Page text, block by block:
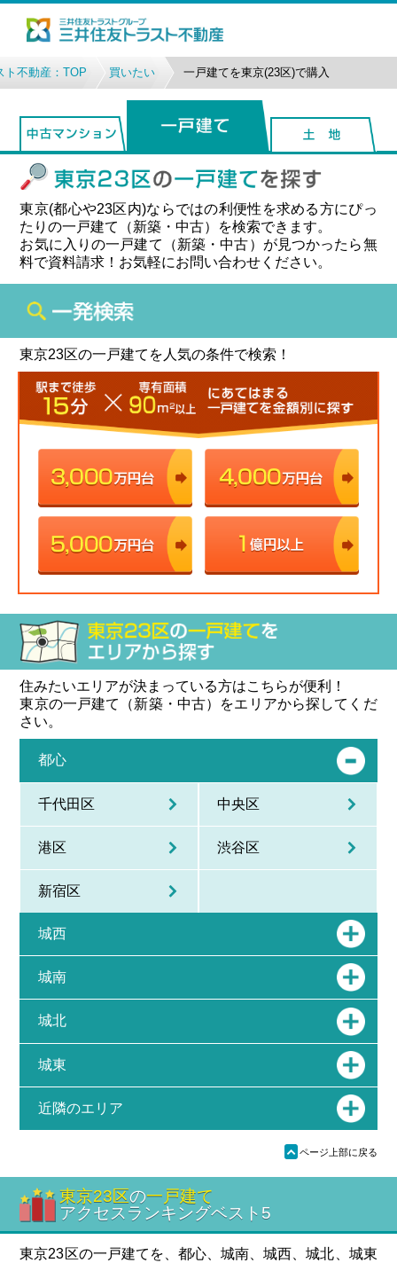
ト不動産：TOP 買いたい 一戸建てを東京(23区)で購入
東京(都心や23区内)ならではの利便性を求める方にぴっ
たりの一戸建て（新築・中古）を検索できます。
お気に入りの一戸建て（新築・中古）が見つかったら無
料で資料請求！お気軽にお問い合わせください。
東京23区の一戸建てを人気の条件で検索！
住みたいエリアが決まっている方はこちらが便利！
東京の一戸建て（新築・中古）をエリアから探してくだ
さい。
都心
千代田区 中央区
港区 渋谷区
新宿区
城西
城南
城北
城東
近隣のエリア
ü ページ上部に戻る
東京23区の一戸建て
アクセスランキングベスト5
東京23区の一戸建てを、都心、城南、城西、城北、城東